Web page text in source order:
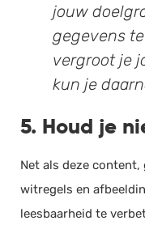
jouw
gegevens
vergroot je
kun je
5. Houd je
Net als deze content,
witregels en
leesbaarheid te